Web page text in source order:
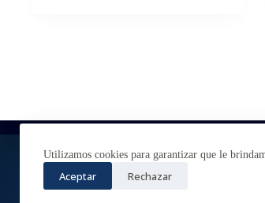
Utilizamos cookies para garantizar que le
Aceptar Rechazar